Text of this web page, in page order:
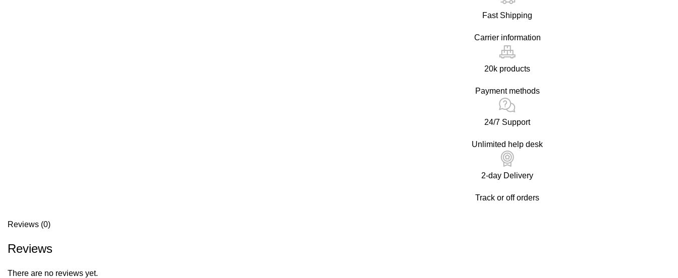
Fast Shipping
Carrier information
20k products
Payment methods
24/7 Support
Unlimited help desk
2-day Delivery
Track or off orders
Reviews (0)
Reviews
There are no reviews yet.